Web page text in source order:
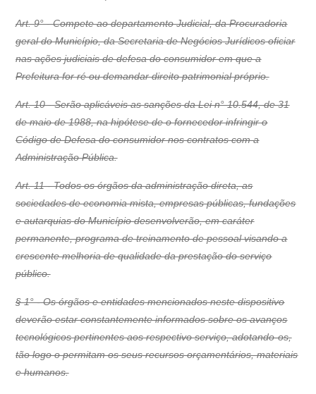
Art. 9° - Compete ao departamento Judicial, da Procuradoria
geral do Município, da Secretaria de Negócios Jurídicos oficiar
nas ações judiciais de defesa do consumidor em que a
Prefeitura for ré ou demandar direito patrimonial próprio.
Art. 10 - Serão aplicáveis as sanções da Lei n° 10.544, de 31
de maio de 1988, na hipótese de o fornecedor infringir o
Código de Defesa do consumidor nos contratos com a
Administração Pública.
Art. 11 - Todos os órgãos da administração direta, as
sociedades de economia mista, empresas públicas, fundações
e autarquias do Município desenvolverão, em caráter
permanente, programa de treinamento de pessoal visando a
crescente melhoria de qualidade da prestação do serviço
público.
§ 1° - Os órgãos e entidades mencionados neste dispositivo
deverão estar constantemente informados sobre os avanços
tecnológicos pertinentes aos respectivo serviço, adotando-os,
tão logo o permitam os seus recursos orçamentários, materiais
e humanos.